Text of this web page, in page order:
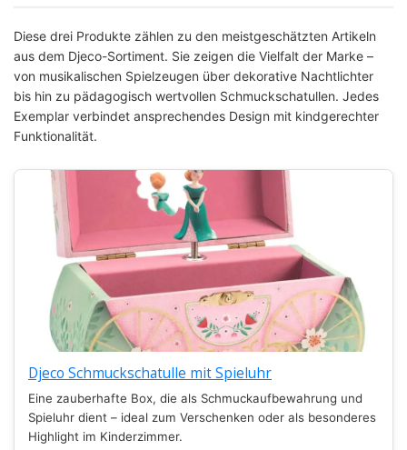
Diese drei Produkte zählen zu den meistgeschätzten Artikeln
aus dem Djeco-Sortiment. Sie zeigen die Vielfalt der Marke –
von musikalischen Spielzeugen über dekorative Nachtlichter
bis hin zu pädagogisch wertvollen Schmuckschatullen. Jedes
Exemplar verbindet ansprechendes Design mit kindgerechter
Funktionalität.
Djeco Schmuckschatulle mit Spieluhr
Eine zauberhafte Box, die als Schmuckaufbewahrung und
Spieluhr dient – ideal zum Verschenken oder als besonderes
Highlight im Kinderzimmer.